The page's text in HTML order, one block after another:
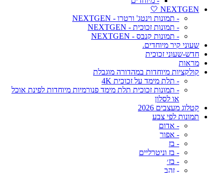
NEXTGEN 🤍
- תמונות וינטג' ורטרו - NEXTGEN
- תמונות זכוכית - NEXTGEN
- תמונות קנבס - NEXTGEN
שעוני קיר מיוחדים.
חדש-שעוני זכוכית
מראות
קולקציות מיוחדות במהדורה מוגבלת
- תלת מימד על זכוכית 4K
- תמונות זכוכית תלת מימד פנורמיות מיוחדות לפינת אוכל
או לסלון
קטלוג מעצבים 2026
תמונות לפי צבע
- אדום
- אפור
- בז
- בז וניטרליים
- בז׳
- זהב